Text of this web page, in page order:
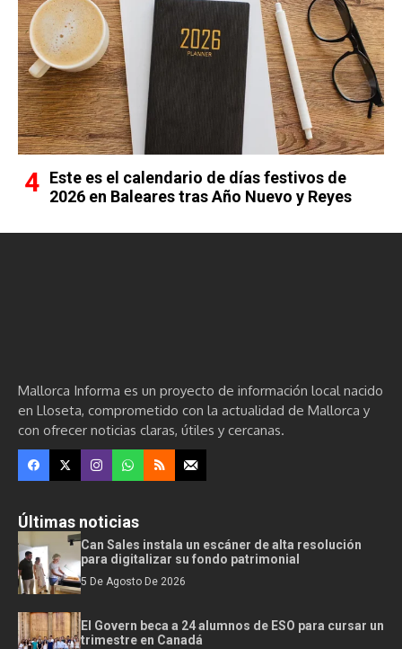
Este es el calendario de días festivos de
2026 en Baleares tras Año Nuevo y Reyes
Mallorca Informa es un proyecto de información local nacido
en Lloseta, comprometido con la actualidad de Mallorca y
con ofrecer noticias claras, útiles y cercanas.
Últimas noticias
Can Sales instala un escáner de alta resolución
para digitalizar su fondo patrimonial
5 De Agosto De 2026
El Govern beca a 24 alumnos de ESO para cursar un
trimestre en Canadá